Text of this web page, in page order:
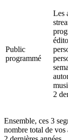
Public
programmé
Les
2
Ensemble, ces 3
nombre total de vos